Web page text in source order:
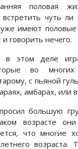
половая
чуть
имеют
говорить нечего.
в этом деле
во
с пьяной
амбарах, или
большую
возрасте
что многие
возраста.